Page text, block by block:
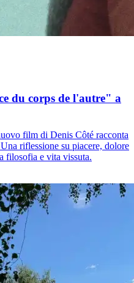
du corps de l'autre" a
film di Denis Côté racconta
riflessione su piacere, dolore
filosofia e vita vissuta.